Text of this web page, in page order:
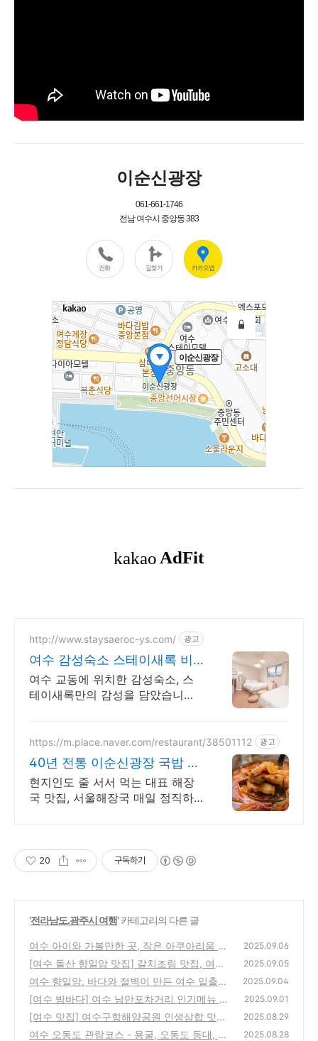
http://www.staysaeroc-ys.com/ 광고
여수 감성숙소 스테이새록 비
대면 체크인 24시간 가능
여수 교동에 위치한 감성숙소, 스
테이새록만의 감성을 담았습니다.
세요.
https://m.place.naver.com/restaurant/38501112 광고
40년 전통 이순신광장 국밥 40
년 전통 여수해장국맛집
현지인도 줄 서서 먹는 대표 해장
국 맛집, 서울해장국 매일 정직하
20 구독하기
'전라남도.광주시 여행' 카테고리의 다른 글
여수 아이와 가볼만한 곳, 작은 아쿠아리움 전
라남도 해양수산과학관
(14)
2025.09.06
[여수 돌산 향일암 맛집] 갈치조림 맛집, 여수
밥상 갈치야
(15)
2025.09.05
여수 향일암, 바다와 절벽이 만든 여수 일출명
소
(11)
2025.09.04
[여수 밤바다] 여수 낭만포차거리 인기메뉴 및
가격
(19)
2025.09.01
[여수 맛집] 여수구항해양공원 인생삼합 맛집,
여수 삼합싸다구
(16)
2025.08.29
여수 오동도 관람코스 - 용굴, 오동도 등대, 해 2025.08.28